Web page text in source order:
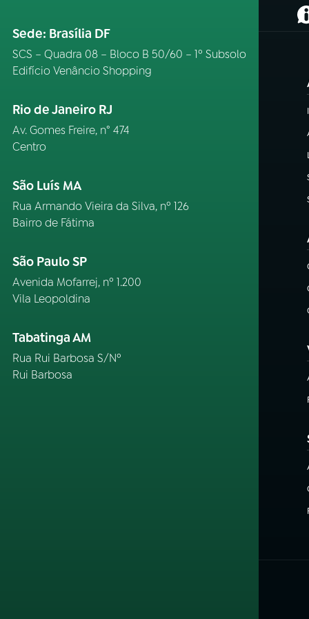
Sede: Brasília DF
SCS – Quadra 08 – Bloco B 50/60 – 1º Subsolo
Edifício Venâncio Shopping
Rio de Janeiro RJ
Av. Gomes Freire, n° 474
Centro
São Luís MA
Rua Armando Vieira da Silva, nº 126
Bairro de Fátima
São Paulo SP
Avenida Mofarrej, nº 1.200
Vila Leopoldina
Tabatinga AM
Rua Rui Barbosa S/Nº
Rui Barbosa